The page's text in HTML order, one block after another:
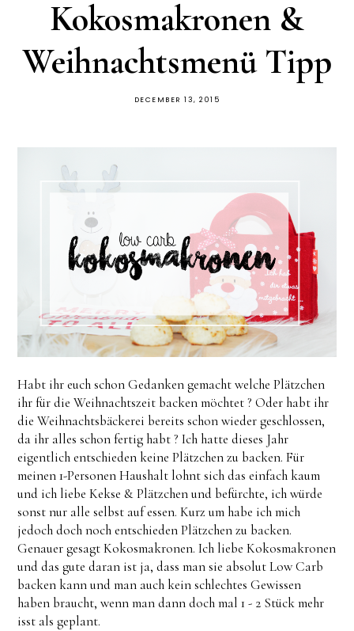
Kokosmakronen &
Weihnachtsmenü Tipp
DECEMBER 13, 2015
Habt ihr euch schon Gedanken gemacht welche Plätzchen
ihr für die Weihnachtszeit backen möchtet ? Oder habt ihr
die Weihnachtsbäckerei bereits schon wieder geschlossen,
da ihr alles schon fertig habt ? Ich hatte dieses Jahr
eigentlich entschieden keine Plätzchen zu backen. Für
meinen 1-Personen Haushalt lohnt sich das einfach kaum
und ich liebe Kekse & Plätzchen und befürchte, ich würde
sonst nur alle selbst auf essen. Kurz um habe ich mich
jedoch doch noch entschieden Plätzchen zu backen.
Genauer gesagt Kokosmakronen. Ich liebe Kokosmakronen
und das gute daran ist ja, dass man sie absolut Low Carb
backen kann und man auch kein schlechtes Gewissen
haben braucht, wenn man dann doch mal 1 - 2 Stück mehr
isst als geplant.